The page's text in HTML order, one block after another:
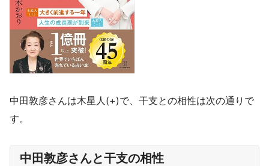
中田敦彦さんは木星人(+)で、干支との相性は次の通りで
す。
中田敦彦さんと干支の相性